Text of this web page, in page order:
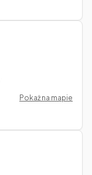
Pokaż na mapie